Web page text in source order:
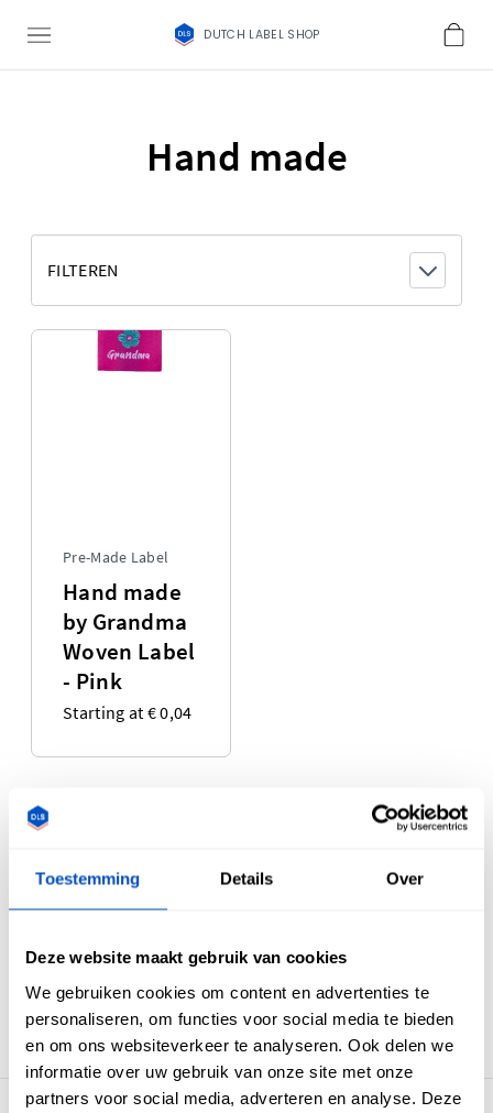
Toestemming Details Over
Deze website maakt gebruik van cookies
We gebruiken cookies om content en advertenties te
personaliseren, om functies voor social media te bieden
en om ons websiteverkeer te analyseren. Ook delen we
informatie over uw gebruik van onze site met onze
partners voor social media, adverteren en analyse. Deze
DUTCH LABEL SHOP
Hand made
FILTEREN
Pre-Made Label
Hand made
by Grandma
Woven Label
- Pink
Starting at € 0,04
We bieden een verscheidenheid aan kant-en-klare labels
van vooraf gemaakte labels omvat momenteel maatlabels,
Made-In labels en Pride labels! Onze kant-en-klare labels
zijn gemaakt met behulp van hetzelfde professionele
gemaakt. Onze selectie van kledinglabels is altijd in
ontwikkeling, dus houd de nieuwe en spannende kant-en-
klare labels in de gaten die binnenkort verschijnen!